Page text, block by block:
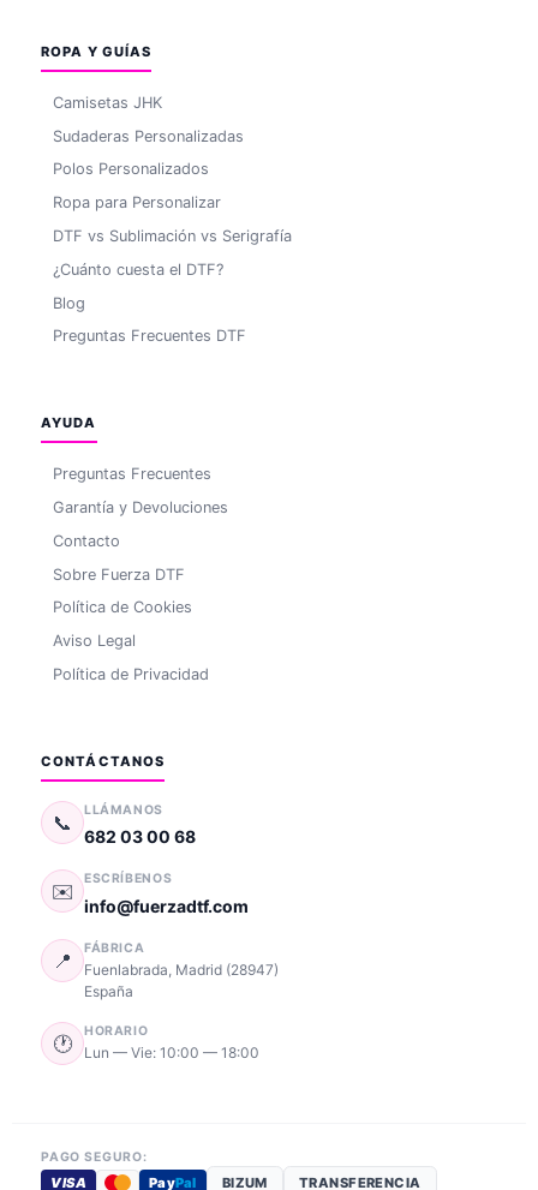
ROPA Y GUÍAS
Camisetas JHK
Sudaderas Personalizadas
Polos Personalizados
Ropa para Personalizar
DTF vs Sublimación vs Serigrafía
¿Cuánto cuesta el DTF?
Blog
Preguntas Frecuentes DTF
AYUDA
Preguntas Frecuentes
Garantía y Devoluciones
Contacto
Sobre Fuerza DTF
Política de Cookies
Aviso Legal
Política de Privacidad
CONTÁCTANOS
📞
LLÁMANOS
682 03 00 68
✉️
ESCRÍBENOS
info@fuerzadtf.com
📍
FÁBRICA
Fuenlabrada Madrid (28947)
España
🕐
HORARIO
Lun — Vie: 10:00 — 18:00
PAGO SEGURO:
VISA PayPal BIZUM TRANSFERENCIA